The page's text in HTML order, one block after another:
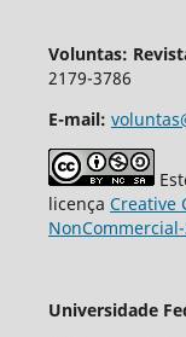
Voluntas:
2179-3786
E-mail:
licença Creative
Universidade